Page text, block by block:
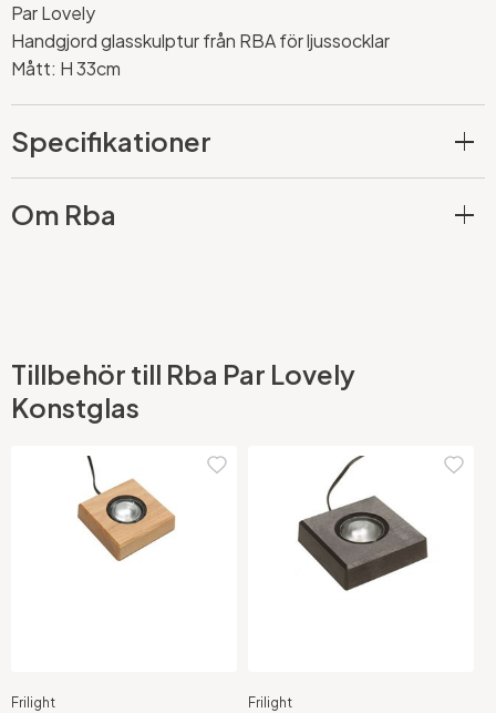
Par Lovely
Handgjord glasskulptur från RBA för ljussocklar
Mått: H 33cm
Specifikationer
Om Rba
Tillbehör till Rba Par Lovely
Konstglas
Frilight Frilight